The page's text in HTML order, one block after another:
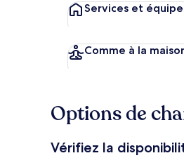
Services et
Comme à la
Options de
Vérifiez la